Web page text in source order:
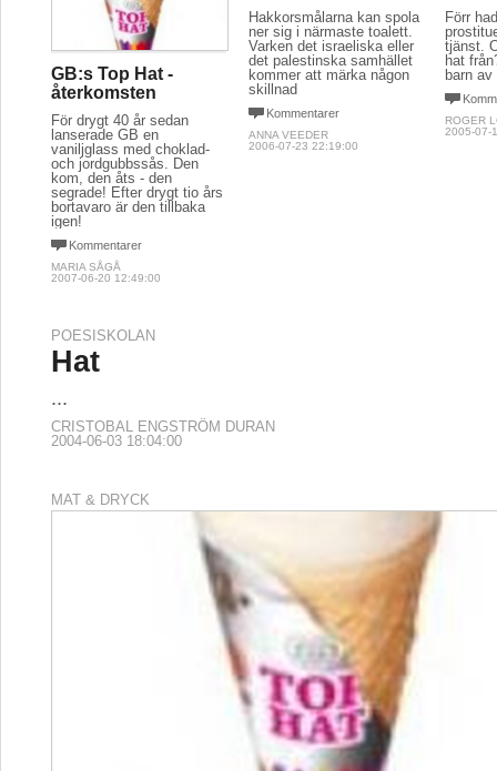
GB:s Top Hat -
återkomsten
För drygt 40 år sedan
lanserade GB en
vaniljglass med choklad-
och jordgubbssås. Den
kom, den åts - den
segrade! Efter drygt tio års
bortavaro är den tillbaka
igen!
Kommentarer
MARIA SÅGÅ
2007-06-20 12:49:00
Hakkorsmålarna kan spola
ner sig i närmaste toalett.
Varken det israeliska eller
det palestinska samhället
kommer att märka någon
skillnad
Kommentarer
ANNA VEEDER
2006-07-23 22:19:00
Förr
tjänst.
hat
barn
ROGER
2005-07-
POESISKOLAN
Hat
...
CRISTOBAL ENGSTRÖM DURAN
2004-06-03 18:04:00
MAT & DRYCK